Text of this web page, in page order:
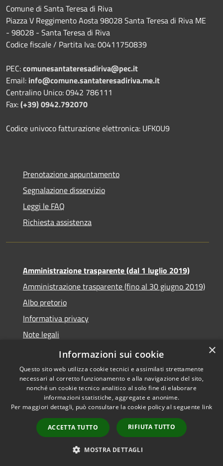
Comune di Santa Teresa di Riva
Piazza V Reggimento Aosta 98028 Santa Teresa di Riva ME
- 98028 - Santa Teresa di Riva
Codice fiscale / Partita Iva: 00411750839
PEC:comunesantateresadiriva@pec.it
Email: info@comune.santateresadiriva.me.it
Centralino Unico: 0942 786111
Fax:(+39) 0942.792070
Codice univoco fatturazione elettronica: UFK0U9
Prenotazione appuntamento
Segnalazione disservizio
Leggi le FAQ
Richiesta assistenza
Amministrazione trasparente (dal 1 luglio 2019)
Amministrazione trasparente (fino al 30 giugno 2019)
Albo pretorio
Informativa privacy
Note legali
Dichiarazione di accessibilità
Accessibilità
Copyright © 2026 • Comune di
Santa Teresa di Riva • Powered
byMunicipium
Accesso
redazione
×
Informazioni sui cookie
Questo sito web utilizza cookie tecnici e assimilati strettamente
necessari al corretto funzionamento e alla navigazione del sito,
nonché un cookie tecnico analitico al solo fine di elaborare
informazioni statistiche, aggregate e anonime.
Per maggiori dettagli, può consultare la cookie policy al seguente link
ACCETTA TUTTO RIFIUTA TUTTO
MOSTRA DETTAGLI